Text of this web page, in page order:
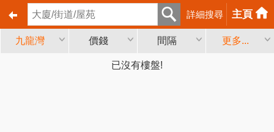
詳細搜尋 主頁
九龍灣 價錢 間隔 更多...
已沒有樓盤!